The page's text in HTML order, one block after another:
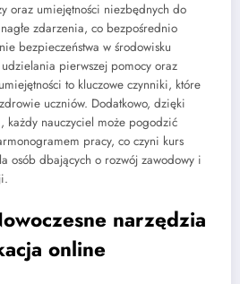
oraz umiejętności niezbędnych do
zdarzenia, co bezpośrednio
bezpieczeństwa w środowisku
pierwszej pomocy oraz
to kluczowe czynniki, które
uczniów. Dodatkowo, dzięki
każdy nauczyciel może pogodzić
pracy, co czyni kurs
osób dbających o rozwój zawodowy i
narzędzia
online